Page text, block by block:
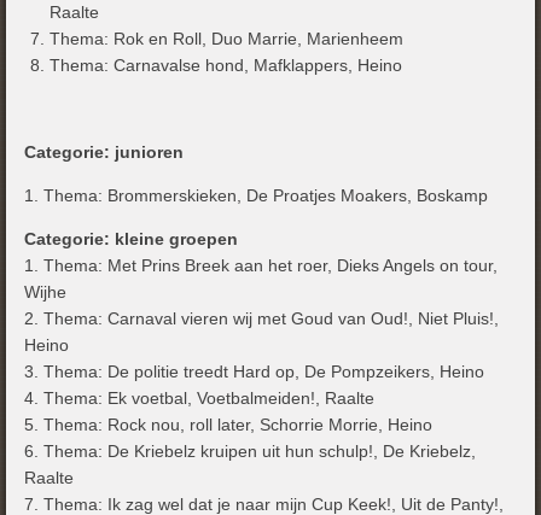
Raalte
Thema: Rok en Roll, Duo Marrie, Marienheem
Thema: Carnavalse hond, Mafklappers, Heino
Categorie: junioren
1. Thema: Brommerskieken, De Proatjes Moakers, Boskamp
Categorie: kleine groepen
1. Thema: Met Prins Breek aan het roer, Dieks Angels on tour,
Wijhe
2. Thema: Carnaval vieren wij met Goud van Oud!, Niet Pluis!,
Heino
3. Thema: De politie treedt Hard op, De Pompzeikers, Heino
4. Thema: Ek voetbal, Voetbalmeiden!, Raalte
5. Thema: Rock nou, roll later, Schorrie Morrie, Heino
6. Thema: De Kriebelz kruipen uit hun schulp!, De Kriebelz,
Raalte
7. Thema: Ik zag wel dat je naar mijn Cup Keek!, Uit de Panty!,